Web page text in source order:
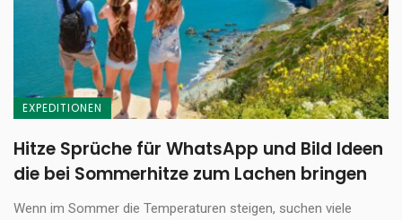
EXPEDITIONEN
Hitze Sprüche für WhatsApp und Bild Ideen
die bei Sommerhitze zum Lachen bringen
Wenn im Sommer die Temperaturen steigen, suchen viele